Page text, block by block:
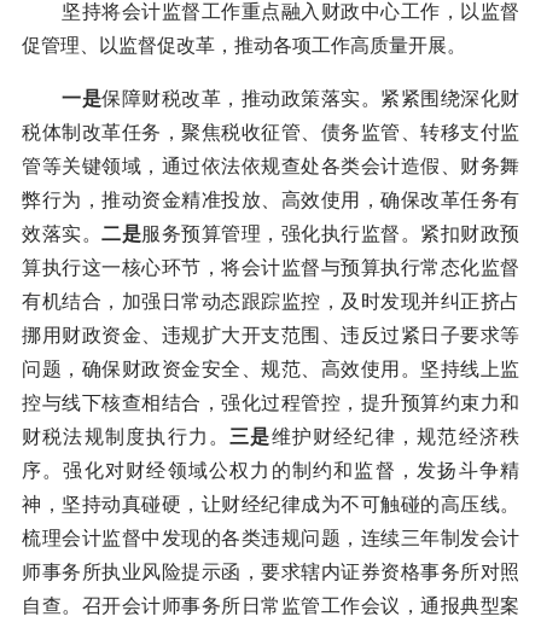
坚持将会计监督工作重点融入财政中心工作，以监督
促管理、以监督促改革，推动各项工作高质量开展。
一是保障财税改革，推动政策落实。紧紧围绕深化财
税体制改革任务，聚焦税收征管、债务监管、转移支付监
管等关键领域，通过依法依规查处各类会计造假、财务舞
弊行为，推动资金精准投放、高效使用，确保改革任务有
效落实。 二是服务预算管理，强化执行监督。紧扣财政预
算执行这一核心环节，将会计监督与预算执行常态化监督
有机结合，加强日常动态跟踪监控，及时发现并纠正挤占
挪用财政资金、违规扩大开支范围、违反过紧日子要求等
问题，确保财政资金安全、规范、高效使用。坚持线上监
控与线下核查相结合，强化过程管控，提升预算约束力和
财税法规制度执行力。 三是维护财经纪律，规范经济秩
序。强化对财经领域公权力的制约和监督，发扬斗争精
神，坚持动真碰硬，让财经纪律成为不可触碰的高压线。
梳理会计监督中发现的各类违规问题，连续三年制发会计
师事务所执业风险提示函，要求辖内证券资格事务所对照
自查。召开会计师事务所日常监管工作会议，通报典型案